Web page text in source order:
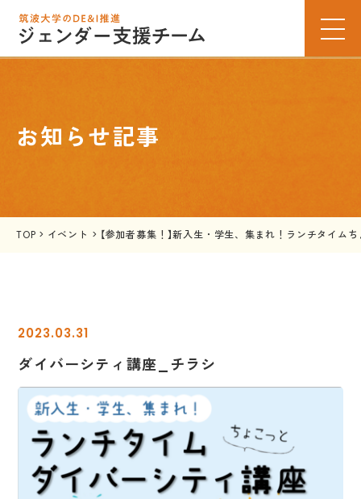
お知らせ記事
TOP > イベント > 【参加者募集！】新入生・学生、集まれ！ランチタイム
2023.03.31
ダイバーシティ講座_チラシ